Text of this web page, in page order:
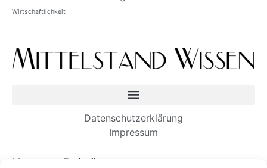
Wirtschaftlichkeit
Datenschutzerklärung
Impressum
Neueste Beiträge